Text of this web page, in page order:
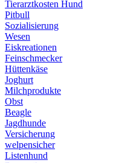
Tierarztkosten Hund
Pitbull
Sozialisierung
Wesen
Eiskreationen
Feinschmecker
Hüttenkäse
Joghurt
Milchprodukte
Obst
Beagle
Jagdhunde
Versicherung
welpensicher
Listenhund